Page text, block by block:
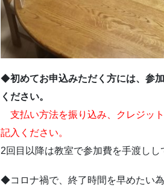
◆初めてお申込みただく方には、参
ください。
支払い方法を振り込み、クレジッ
記入ください。
2回目以降は教室で参加費を手渡し
◆コロナ禍で、終了時間を早めたい